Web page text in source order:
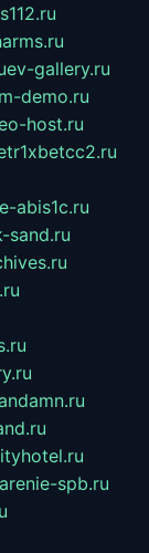
ev-gallery.ru
demo.ru
host.ru
e-abis1c.ru
sand.ru
spb.ru